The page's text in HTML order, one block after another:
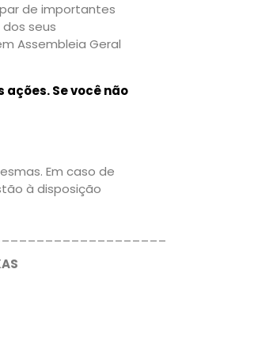
de importantes
seus
Assembleia Geral
Se você não
Em caso de
à disposição